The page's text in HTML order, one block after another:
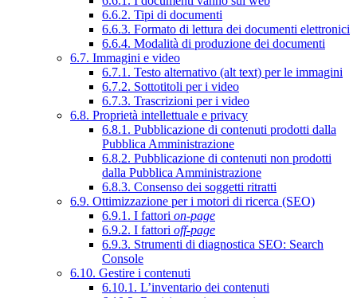
6.6.2. Tipi di documenti
6.6.3. Formato di lettura dei documenti elettronici
6.6.4. Modalità di produzione dei documenti
6.7. Immagini e video
6.7.1. Testo alternativo (alt text) per le immagini
6.7.2. Sottotitoli per i video
6.7.3. Trascrizioni per i video
6.8. Proprietà intellettuale e privacy
6.8.1. Pubblicazione di contenuti prodotti dalla
Pubblica Amministrazione
6.8.2. Pubblicazione di contenuti non prodotti
dalla Pubblica Amministrazione
6.8.3. Consenso dei soggetti ritratti
6.9. Ottimizzazione per i motori di ricerca (SEO)
6.9.1. I fattori on-page
6.9.2. I fattori off-page
6.9.3. Strumenti di diagnostica SEO: Search
Console
6.10. Gestire i contenuti
6.10.1. L’inventario dei contenuti